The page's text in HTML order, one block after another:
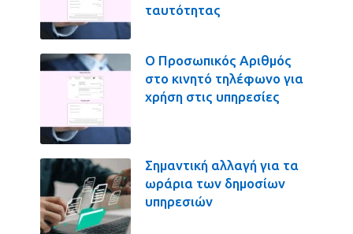
ταυτότητας
Ο Προσωπικός Αριθμός
στο κινητό τηλέφωνο για
χρήση στις υπηρεσίες
Σημαντική αλλαγή για τα
ωράρια των δημοσίων
υπηρεσιών